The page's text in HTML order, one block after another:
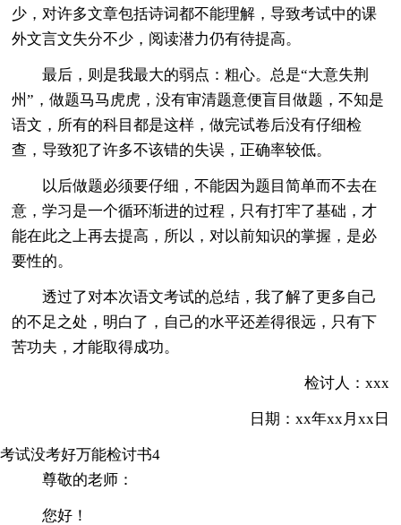
少，对许多文章包括诗词都不能理解，导致考试中的课
外文言文失分不少，阅读潜力仍有待提高。
最后，则是我最大的弱点：粗心。总是“大意失荆
州”，做题马马虎虎，没有审清题意便盲目做题，不知是
语文，所有的科目都是这样，做完试卷后没有仔细检
查，导致犯了许多不该错的失误，正确率较低。
以后做题必须要仔细，不能因为题目简单而不去在
意，学习是一个循环渐进的过程，只有打牢了基础，才
能在此之上再去提高，所以，对以前知识的掌握，是必
要性的。
透过了对本次语文考试的总结，我了解了更多自己
的不足之处，明白了，自己的水平还差得很远，只有下
苦功夫，才能取得成功。
检讨人：xxx
日期：xx年xx月xx日
考试没考好万能检讨书4
尊敬的老师：
您好！